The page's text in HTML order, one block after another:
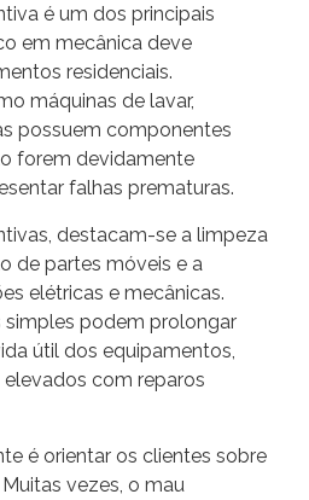
é um dos principais
em mecânica deve
residenciais.
máquinas de lavar,
possuem componentes
forem devidamente
falhas prematuras.
destacam-se a limpeza
de partes móveis e a
elétricas e mecânicas.
simples podem prolongar
útil dos equipamentos,
com reparos
é orientar os clientes sobre
vezes, o mau